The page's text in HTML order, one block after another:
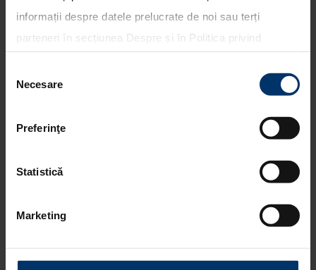
informații despre datele prelucrate de noi sau terți
parteneri în secțiunea Despre și în Politica privind
toate cookie-urile, una sau mai multe categorii sau să
corespunzător. Fac excepție cookie-urile necesare, care
sunt activate automat, conform legislației în vigoare.
consimțământului
Necesare
Preferinţe
Statistică
Marketing
TUCSON N Line
Nume *